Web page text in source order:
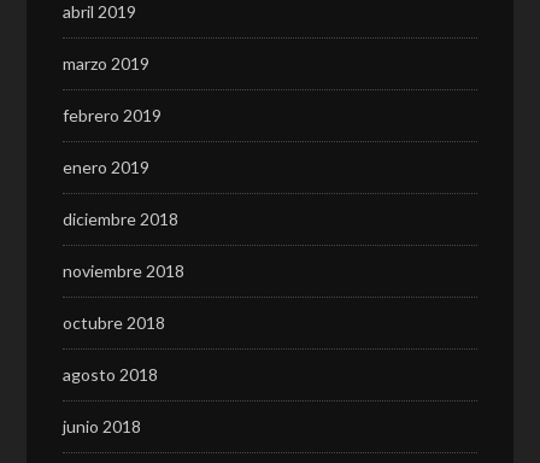
abril 2019
marzo 2019
febrero 2019
enero 2019
diciembre 2018
noviembre 2018
octubre 2018
agosto 2018
junio 2018